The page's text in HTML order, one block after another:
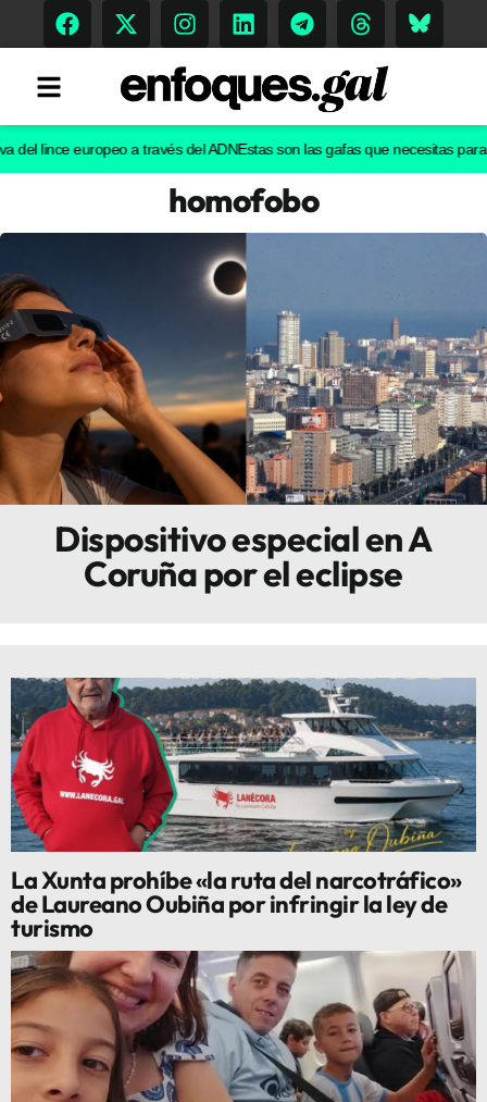
Gastronomía
Escenarios
Sostenibilidad
Innova
europeo a través del ADNEstas son las gafas que necesitas para ver
homofobo
Dispositivo especial en A
Coruña por el eclipse
La Xunta prohíbe «la ruta del narcotráfico»
de Laureano Oubiña por infringir la ley de
turismo